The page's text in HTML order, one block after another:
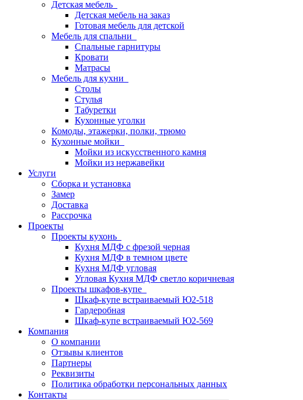
Детская мебель
Детская мебель на заказ
Готовая мебель для детской
Мебель для спальни
Спальные гарнитуры
Кровати
Матрасы
Мебель для кухни
Столы
Стулья
Табуретки
Кухонные уголки
Комоды, этажерки, полки, трюмо
Кухонные мойки
Мойки из искусственного камня
Мойки из нержавейки
Услуги
Сборка и установка
Замер
Доставка
Рассрочка
Проекты
Проекты кухонь
Кухня МДФ с фрезой черная
Кухня МДФ в темном цвете
Кухня МДФ угловая
Угловая Кухня МДФ светло коричневая
Проекты шкафов-купе
Шкаф-купе встраиваемый Ю2-518
Гардеробная
Шкаф-купе встраиваемый Ю2-569
Компания
О компании
Отзывы клиентов
Партнеры
Реквизиты
Политика обработки персональных данных
Контакты